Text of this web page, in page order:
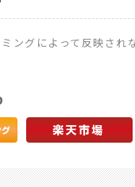
ングによって反映され